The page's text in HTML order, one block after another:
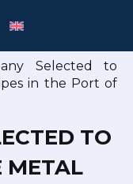
Selected to
in the Port of
TO
METAL